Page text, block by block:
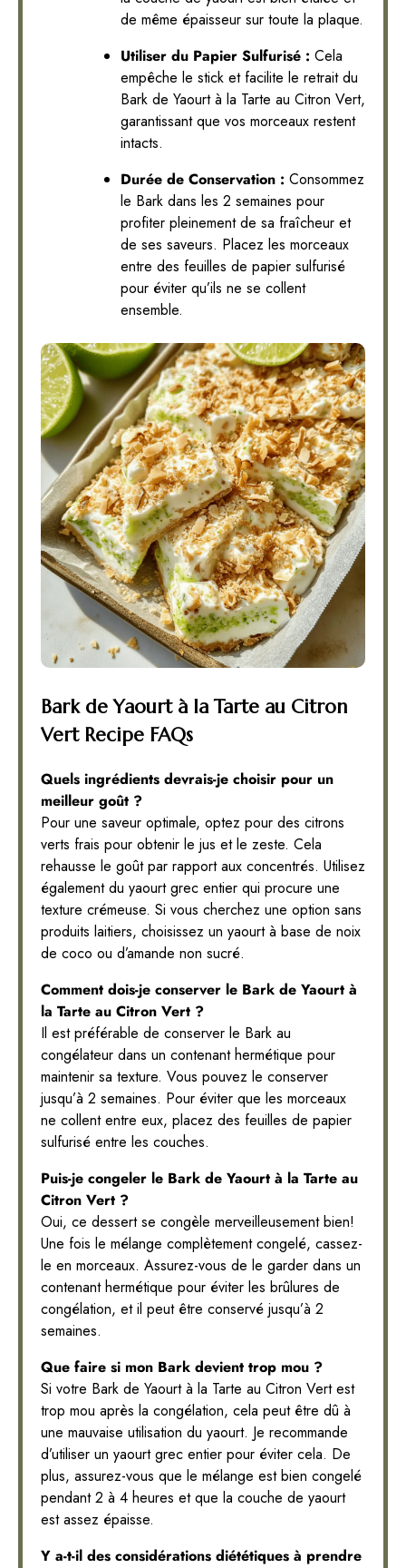
de même épaisseur sur toute la plaque.
Utiliser du Papier Sulfurisé : Cela
empêche le stick et facilite le retrait du
Bark de Yaourt à la Tarte au Citron Vert,
garantissant que vos morceaux restent
intacts.
Durée de Conservation : Consommez
le Bark dans les 2 semaines pour
profiter pleinement de sa fraîcheur et
de ses saveurs. Placez les morceaux
entre des feuilles de papier sulfurisé
pour éviter qu’ils ne se collent
ensemble.
Bark de Yaourt à la Tarte au Citron
Vert Recipe FAQs
Quels ingrédients devrais-je choisir pour un
meilleur goût ?
Pour une saveur optimale, optez pour des citrons
verts frais pour obtenir le jus et le zeste. Cela
rehausse le goût par rapport aux concentrés. Utilisez
également du yaourt grec entier qui procure une
texture crémeuse. Si vous cherchez une option sans
produits laitiers, choisissez un yaourt à base de noix
de coco ou d’amande non sucré.
Comment dois-je conserver le Bark de Yaourt à
la Tarte au Citron Vert ?
Il est préférable de conserver le Bark au
congélateur dans un contenant hermétique pour
maintenir sa texture. Vous pouvez le conserver
jusqu’à 2 semaines. Pour éviter que les morceaux
ne collent entre eux, placez des feuilles de papier
sulfurisé entre les couches.
Puis-je congeler le Bark de Yaourt à la Tarte au
Citron Vert ?
Oui, ce dessert se congèle merveilleusement bien!
Une fois le mélange complètement congelé, cassez-
le en morceaux. Assurez-vous de le garder dans un
contenant hermétique pour éviter les brûlures de
congélation, et il peut être conservé jusqu’à 2
semaines.
Que faire si mon Bark devient trop mou ?
Si votre Bark de Yaourt à la Tarte au Citron Vert est
trop mou après la congélation, cela peut être dû à
une mauvaise utilisation du yaourt. Je recommande
d’utiliser un yaourt grec entier pour éviter cela. De
plus, assurez-vous que le mélange est bien congelé
pendant 2 à 4 heures et que la couche de yaourt
est assez épaisse.
Y a-t-il des considérations diététiques à prendre